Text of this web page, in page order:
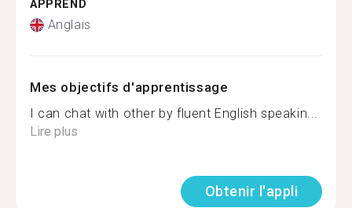
APPREND
Anglais
Mes objectifs d'apprentissage
I can chat with other by fluent English speakin...
Lire plus
Obtenir l'appli